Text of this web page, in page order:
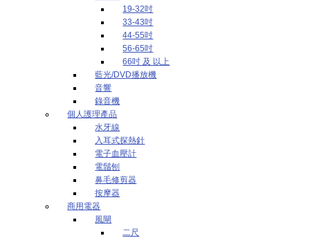
19-32吋
33-43吋
44-55吋
56-65吋
66吋 及 以上
藍光/DVD播放機
音響
錄音機
個人護理產品
水牙線
入耳式探熱針
電子血壓計
電鬚刨
鼻毛修剪器
按摩器
商用電器
風閘
二尺